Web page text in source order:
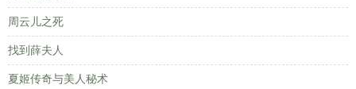
周云儿之死
找到薛夫人
夏姬传奇与美人秘术